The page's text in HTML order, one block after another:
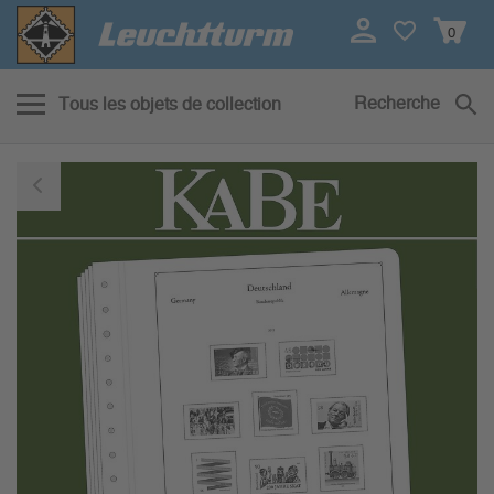
0
Tous les objets de collection Recherche